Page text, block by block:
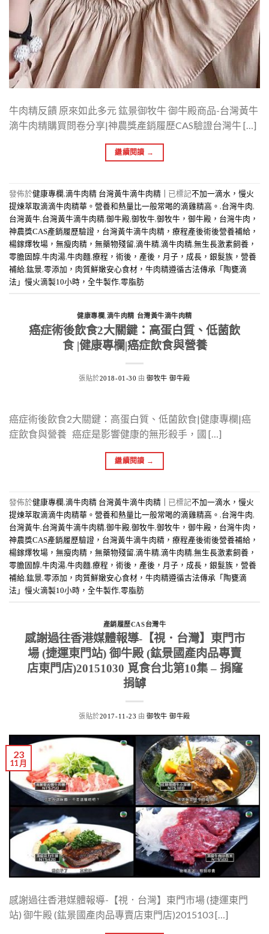
牛肉精反饋 原來如此多元 鈜景御牧牛 御牛殿商品-台灣黃牛
滴牛肉精購買問卷分享|神農獎產銷履歷CAS驗證台灣牛 […]
繼續閱讀 →
發佈於健康專欄,滴牛肉精 台灣黃牛滴牛肉精 已標記不加一滴水，慢火
提煉萃取滴滴牛肉精華。營養和熱量比一般常喝的滴雞精高。 ,台灣牛肉,
台灣黃牛,台灣黃牛滴牛肉精,御牛殿,御牧牛,御牧牛，御牛殿，台灣牛肉，
神農獎CAS產銷履歷驗證，台灣黃牛滴牛肉精，療程產後術後營養補給，
楊鎵燡牧場，無瘦肉精，無藥物殘留,滴牛精,滴牛肉精,無生長激素飼養，
零膽固醇,牛肉湯,牛肉麵,療程，術後，產後，月子，成長，銀髮族，營養
補給,鈜景,零添加，肉質鮮嫩安心食材，牛肉精遵循古法傳承「陶甕滴
法」慢火滴製10小時，全牛製作,零脂肪
健康專欄 滴牛肉精 台灣黃牛滴牛肉精
癌症術後飲食2大關鍵：高蛋白質、低菌飲
食 |健康專欄|癌症飲食與營養
張貼於2018-01-30 由御牧牛 御牛殿
癌症術後飲食2大關鍵：高蛋白質、低菌飲食|健康專欄|癌
症飲食與營養 癌症是影響健康的無形殺手，國 […]
繼續閱讀 →
發佈於健康專欄,滴牛肉精 台灣黃牛滴牛肉精 已標記不加一滴水，慢火
提煉萃取滴滴牛肉精華。營養和熱量比一般常喝的滴雞精高。 ,台灣牛肉,
台灣黃牛,台灣黃牛滴牛肉精,御牛殿,御牧牛,御牧牛，御牛殿，台灣牛肉，
神農獎CAS產銷履歷驗證，台灣黃牛滴牛肉精，療程產後術後營養補給，
楊鎵燡牧場，無瘦肉精，無藥物殘留,滴牛精,滴牛肉精,無生長激素飼養，
零膽固醇,牛肉湯,牛肉麵,療程，術後，產後，月子，成長，銀髮族，營養
補給,鈜景,零添加，肉質鮮嫩安心食材，牛肉精遵循古法傳承「陶甕滴
法」慢火滴製10小時，全牛製作,零脂肪
產銷履歷CAS台灣牛
感謝過往香港媒體報導-【視．台灣】東門市
場 (捷運東門站) 御牛殿 (鈜景國產肉品專賣
店東門店)20151030 覓食台北第10集 – 捐窿
捐罅​
張貼於2017-11-23 由御牧牛 御牛殿
23
11 月
感謝過往香港媒體報導-【視．台灣】東門市場 (捷運東門
站) 御牛殿 (鈜景國產肉品專賣店東門店)2015103 […]